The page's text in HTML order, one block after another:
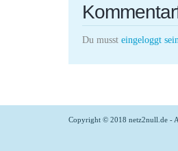
Du musst eingeloggt sein
Copyright © 2018 netz2null.de -